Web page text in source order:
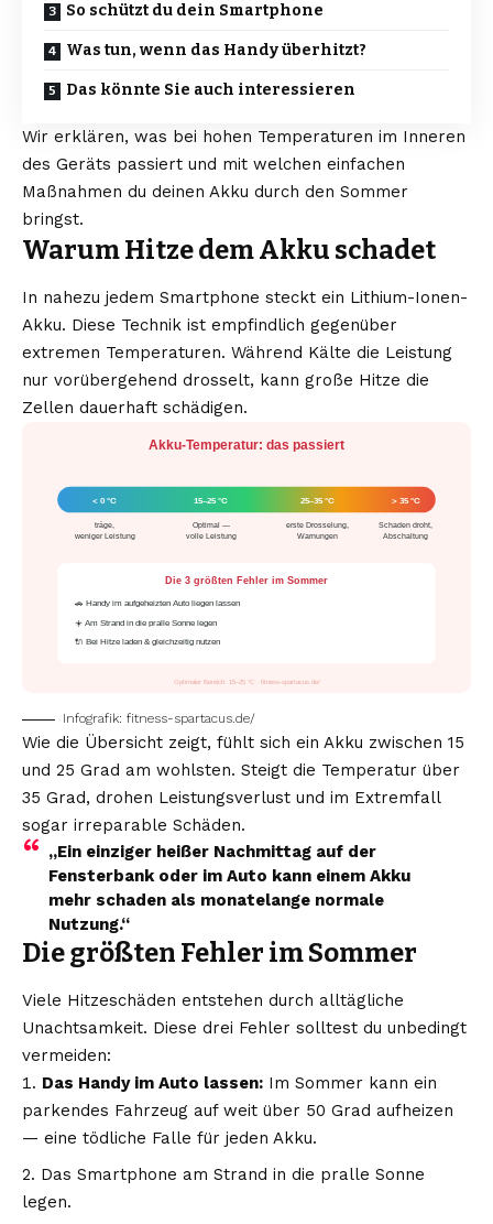
So schützt du dein Smartphone
Was tun, wenn das Handy überhitzt?
Das könnte Sie auch interessieren
Wir erklären, was bei hohen Temperaturen im Inneren
des Geräts passiert und mit welchen einfachen
Maßnahmen du deinen Akku durch den Sommer
bringst.
Warum Hitze dem Akku schadet
In nahezu jedem Smartphone steckt ein Lithium-Ionen-
Akku. Diese Technik ist empfindlich gegenüber
extremen Temperaturen. Während Kälte die Leistung
nur vorübergehend drosselt, kann große Hitze die
Zellen dauerhaft schädigen.
Akku-Temperatur: das passiert
< 0 °C 15–25 °C 25–35 °C > 35 °C
träge,
weniger Leistung
Optimal —
volle Leistung
erste Drosselung,
Warnungen
Schaden droht,
Abschaltung
Die 3 größten Fehler im Sommer
🚗 Handy im aufgeheizten Auto liegen lassen
☀️ Am Strand in die pralle Sonne legen
🔌 Bei Hitze laden & gleichzeitig nutzen
Optimaler Bereich: 15–25 °C · fitness-spartacus.de/
Infografik: fitness-spartacus.de/
Wie die Übersicht zeigt, fühlt sich ein Akku zwischen 15
und 25 Grad am wohlsten. Steigt die Temperatur über
35 Grad, drohen Leistungsverlust und im Extremfall
sogar irreparable Schäden.
„Ein einziger heißer Nachmittag auf der
Fensterbank oder im Auto kann einem Akku
mehr schaden als monatelange normale
Nutzung.“
Die größten Fehler im Sommer
Viele Hitzeschäden entstehen durch alltägliche
Unachtsamkeit. Diese drei Fehler solltest du unbedingt
vermeiden:
Das Handy im Auto lassen: Im Sommer kann ein
parkendes Fahrzeug auf weit über 50 Grad aufheizen
— eine tödliche Falle für jeden Akku.
Das Smartphone am Strand in die pralle Sonne
legen.